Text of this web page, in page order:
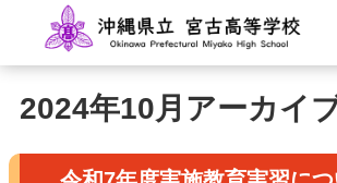
2024年10月アーカイ